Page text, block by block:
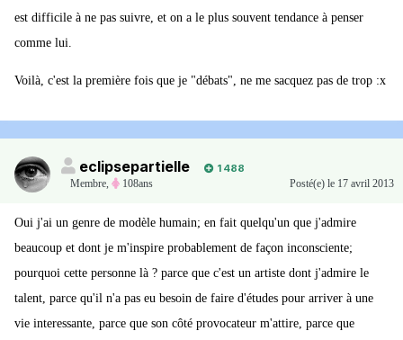
est difficile à ne pas suivre, et on a le plus souvent tendance à penser
comme lui.
Voilà, c'est la première fois que je "débats", ne me sacquez pas de trop :x
eclipsepartielle
1 488
Membre
108ans Posté(e) le 17 avril 2013
Oui j'ai un genre de modèle humain; en fait quelqu'un que j'admire
beaucoup et dont je m'inspire probablement de façon inconsciente;
pourquoi cette personne là ? parce que c'est un artiste dont j'admire le
talent, parce qu'il n'a pas eu besoin de faire d'études pour arriver à une
vie interessante, parce que son côté provocateur m'attire, parce que